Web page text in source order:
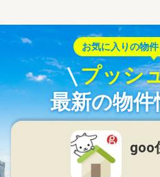
お気に入りの物
プッシ
最新の物
goo